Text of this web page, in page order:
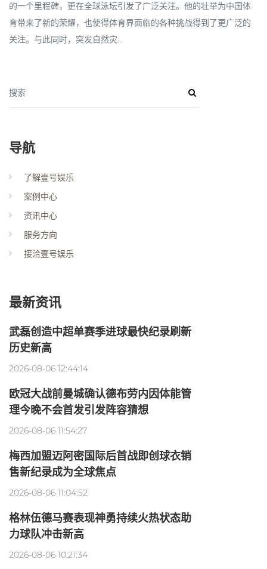
的一个里程碑，更在全球泳坛引发了广泛关注。他的壮举为中国体
育带来了新的荣耀，也使得体育界面临的各种挑战得到了更广泛的
关注。与此同时，突发自然灾...
搜索
导航
了解壹号娱乐
案例中心
资讯中心
服务方向
接洽壹号娱乐
最新资讯
武磊创造中超单赛季进球最快纪录刷新
历史新高
2026-08-06 12:44:14
欧冠大战前曼城确认德布劳内因体能管
理今晚不会首发引发阵容猜想
2026-08-06 11:54:27
梅西加盟迈阿密国际后首战即创球衣销
售新纪录成为全球焦点
2026-08-06 11:04:52
格林伍德马赛表现神勇持续火热状态助
力球队冲击新高
2026-08-06 10:21:34